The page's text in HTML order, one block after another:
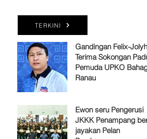
TERKINI
Gandingan Felix-
Terima Sokongan
Pemuda UPKO
Ranau
Ewon seru Pengerusi
JKKK Penampang
jayakan Pelan